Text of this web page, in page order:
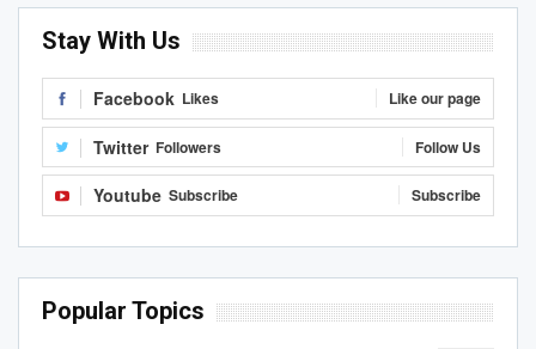
Stay With Us
Facebook Likes Like our page
Twitter Followers Follow Us
Youtube Subscribe Subscribe
Popular Topics